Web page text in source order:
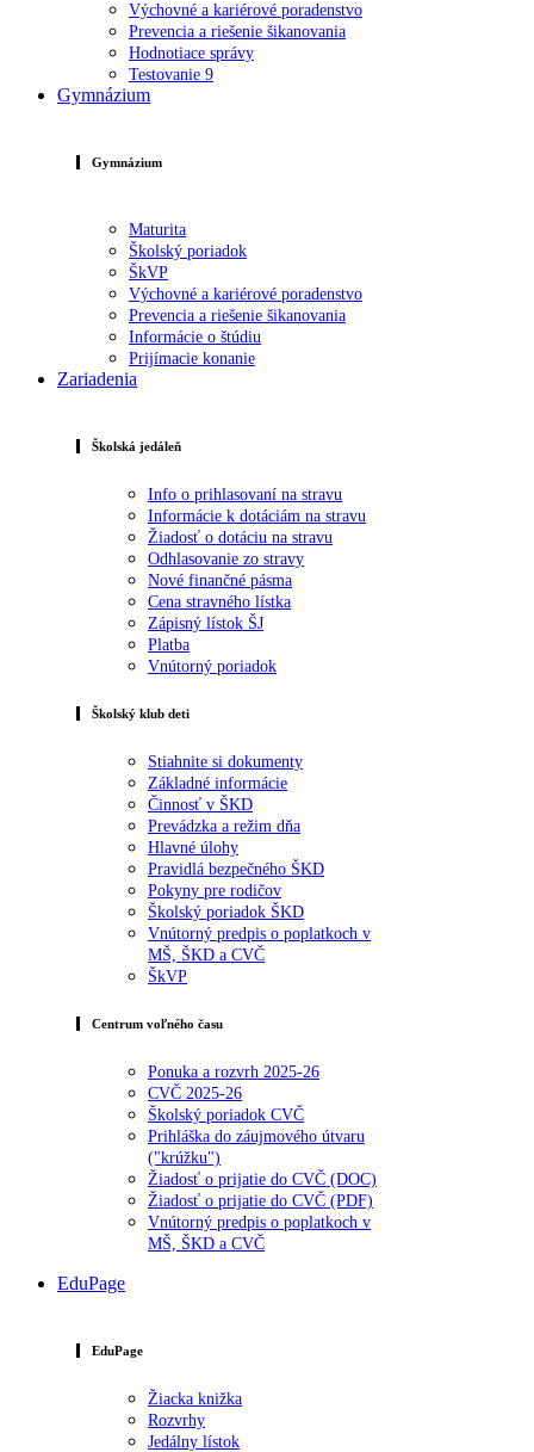
Výchovné a kariérové poradenstvo
Prevencia a riešenie šikanovania
Hodnotiace správy
Testovanie 9
Gymnázium
Gymnázium
Maturita
Školský poriadok
ŠkVP
Výchovné a kariérové poradenstvo
Prevencia a riešenie šikanovania
Informácie o štúdiu
Prijímacie konanie
Zariadenia
Školská jedáleň
Info o prihlasovaní na stravu
Informácie k dotáciám na stravu
Žiadosť o dotáciu na stravu
Odhlasovanie zo stravy
Nové finančné pásma
Cena stravného lístka
Zápisný lístok ŠJ
Platba
Vnútorný poriadok
Školský klub deti
Stiahnite si dokumenty
Základné informácie
Činnosť v ŠKD
Prevádzka a režim dňa
Hlavné úlohy
Pravidlá bezpečného ŠKD
Pokyny pre rodičov
Školský poriadok ŠKD
Vnútorný predpis o poplatkoch v
MŠ, ŠKD a CVČ
ŠkVP
Centrum voľného času
Ponuka a rozvrh 2025-26
CVČ 2025-26
Školský poriadok CVČ
Prihláška do záujmového útvaru
("krúžku")
Žiadosť o prijatie do CVČ (DOC)
Žiadosť o prijatie do CVČ (PDF)
Vnútorný predpis o poplatkoch v
MŠ, ŠKD a CVČ
EduPage
EduPage
Žiacka knižka
Rozvrhy
Jedálny lístok